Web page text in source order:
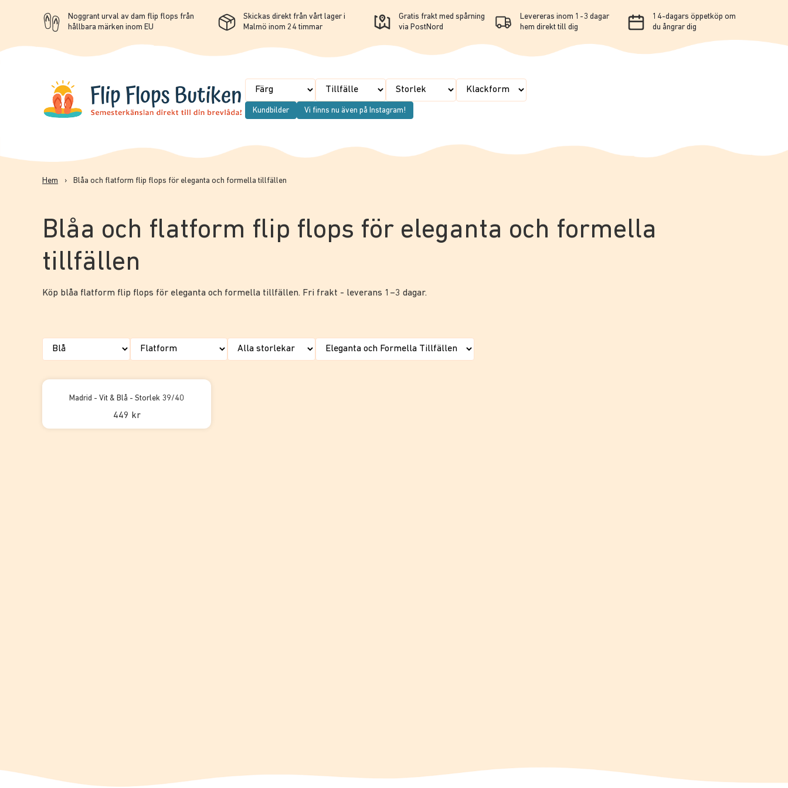
Noggrant urval av dam flip flops från
hållbara märken inom EU
Skickas direkt från vårt lager i
Malmö inom 24 timmar
Gratis frakt med spårning
via PostNord
Levereras inom 1-3 dagar
hem direkt till dig
14-dagars öppetköp om
du ångrar dig
Kundbilder Vi finns nu även på Instagram!
Hem › Blåa och flatform flip flops för eleganta och formella tillfällen
Blåa och flatform flip flops för eleganta och formella
tillfällen
Köp blåa flatform flip flops för eleganta och formella tillfällen. Fri frakt - leverans 1–3 dagar.
Madrid - Vit & Blå - Storlek 39/40
449 kr